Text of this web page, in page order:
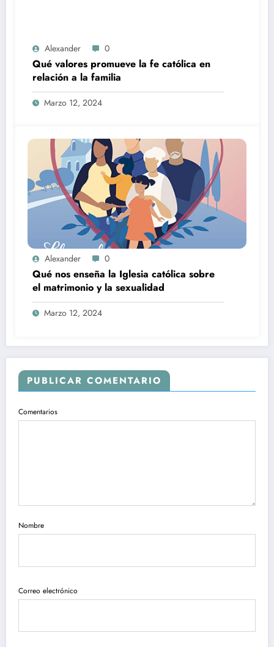
Alexander 0
Qué valores promueve la fe católica en
relación a la familia
Marzo 12, 2024
Alexander 0
Qué nos enseña la Iglesia católica sobre
el matrimonio y la sexualidad
Marzo 12, 2024
PUBLICAR COMENTARIO
Comentarios
Nombre
Correo electrónico